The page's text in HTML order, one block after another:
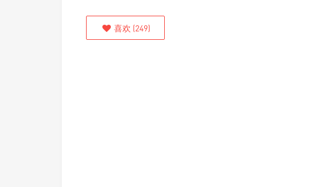
喜欢 (249)